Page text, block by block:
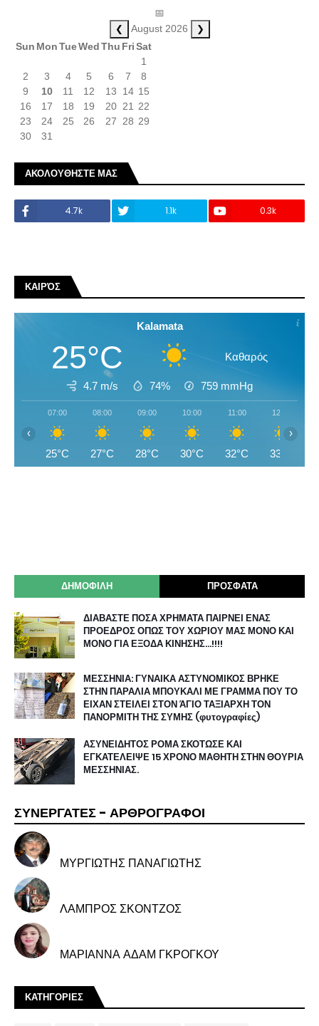
📅
❮ August 2026 ❯
Sun MonTueWedThu FriSat
1
2
3 4 5 6 7
8
9
10 11 12 13 14 15
16
17 18 19 20 21 22
23
24 25 26 27 28 29
30
31
ΑΚΟΛΟΥΘΗΣΤΕ ΜΑΣ
4.7k 1.1k 0.3k
ΚΑΙΡΌΣ
Kalamata
25°C Καθαρός
4.7 m/s 74% 759 mmHg
07:00
25°C
08:00
27°C
09:00
28°C
10:00
30°C
11:00
32°C
12:00
33°C
‹ ›
ΔΗΜΟΦΙΛΗ ΠΡΟΣΦΑΤΑ
ΔΙΑΒΑΣΤΕ ΠΟΣΑ ΧΡΗΜΑΤΑ ΠΑΙΡΝΕΙ ΕΝΑΣ
ΠΡΟΕΔΡΟΣ ΟΠΩΣ ΤΟΥ ΧΩΡΙΟΥ ΜΑΣ ΜΟΝΟ ΚΑΙ
ΜΟΝΟ ΓΙΑ ΕΞΟΔΑ ΚΙΝΗΣΗΣ…!!!!
ΜΕΣΣΗΝΙΑ: ΓΥΝΑΙΚΑ ΑΣΤΥΝΟΜΙΚΟΣ ΒΡΗΚΕ
ΣΤΗΝ ΠΑΡΑΛΙΑ ΜΠΟΥΚΑΛΙ ΜΕ ΓΡΑΜΜΑ ΠΟΥ ΤΟ
ΕΙΧΑΝ ΣΤΕΙΛΕΙ ΣΤΟΝ ΆΓΙΟ ΤΑΞΙΑΡΧΗ ΤΟΝ
ΠΑΝΟΡΜΙΤΗ ΤΗΣ ΣΥΜΗΣ (φυτογραφίες)
ΑΣΥΝΕΙΔΗΤΟΣ ΡΟΜΑ ΣΚΟΤΩΣΕ ΚΑΙ
ΕΓΚΑΤΕΛΕΙΨΕ 15 ΧΡΟΝΟ ΜΑΘΗΤΗ ΣΤΗΝ ΘΟΥΡΙΑ
ΜΕΣΣΗΝΙΑΣ.
ΣΥΝΕΡΓΑΤΕΣ - ΑΡΘΡΟΓΡΑΦΟΙ
ΜΥΡΓΙΩΤΗΣ ΠΑΝΑΓΙΩΤΗΣ
ΛΑΜΠΡΟΣ ΣΚΟΝΤΖΟΣ
ΜΑΡΙΑΝΝΑ ΑΔΑΜ ΓΚΡΟΓΚΟΥ
ΚΑΤΗΓΟΡΙΕΣ